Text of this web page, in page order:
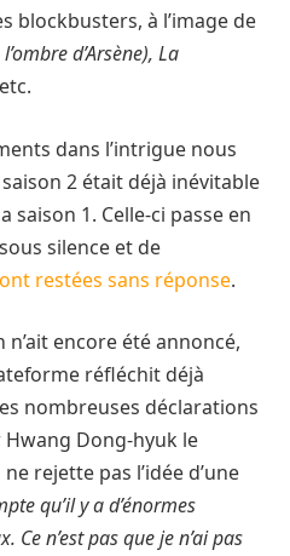
blockbusters, à l’image de
d’Arsène), La
dans l’intrigue nous
2 était déjà inévitable
1. Celle-ci passe en
silence et de
restées sans réponse.
encore été annoncé,
réfléchit déjà
nombreuses déclarations
Dong-hyuk le
rejette pas l’idée d’une
qu’il y a d’énormes
n’est pas que je n’ai pas